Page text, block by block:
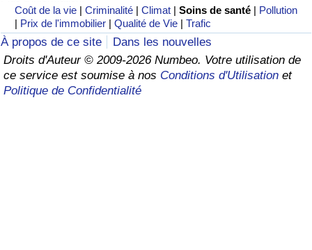
Coût de la vie |Criminalité |Climat |Soins de santé | Pollution
| Prix de l'immobilier |Qualité de Vie |Trafic
À propos de ce site
Dans les nouvelles
Droits d'Auteur © 2009-2026 Numbeo. Votre utilisation de
ce service est soumise à nos Conditions d'Utilisation et
Politique de Confidentialité
à Akaba
Criminalité
Indice de Criminalité (Actuel)
Indice de Criminalité